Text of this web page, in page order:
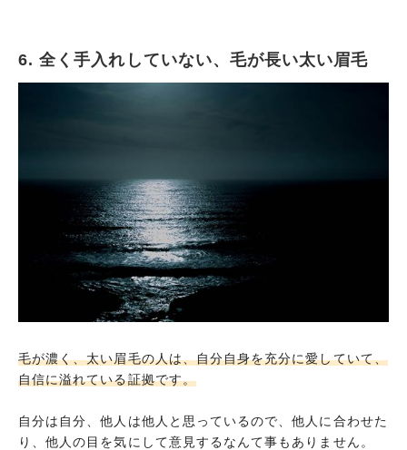
6. 全く手入れしていない、毛が長い太い眉毛
毛が濃く、太い眉毛の人は、自分自身を充分に愛していて、
自信に溢れている証拠です。
自分は自分、他人は他人と思っているので、他人に合わせた
り、他人の目を気にして意見するなんて事もありません。